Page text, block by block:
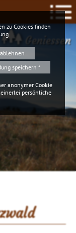
Geniessen
zu Cookies finden
.
speichern *
anonymer Cookie
persönliche